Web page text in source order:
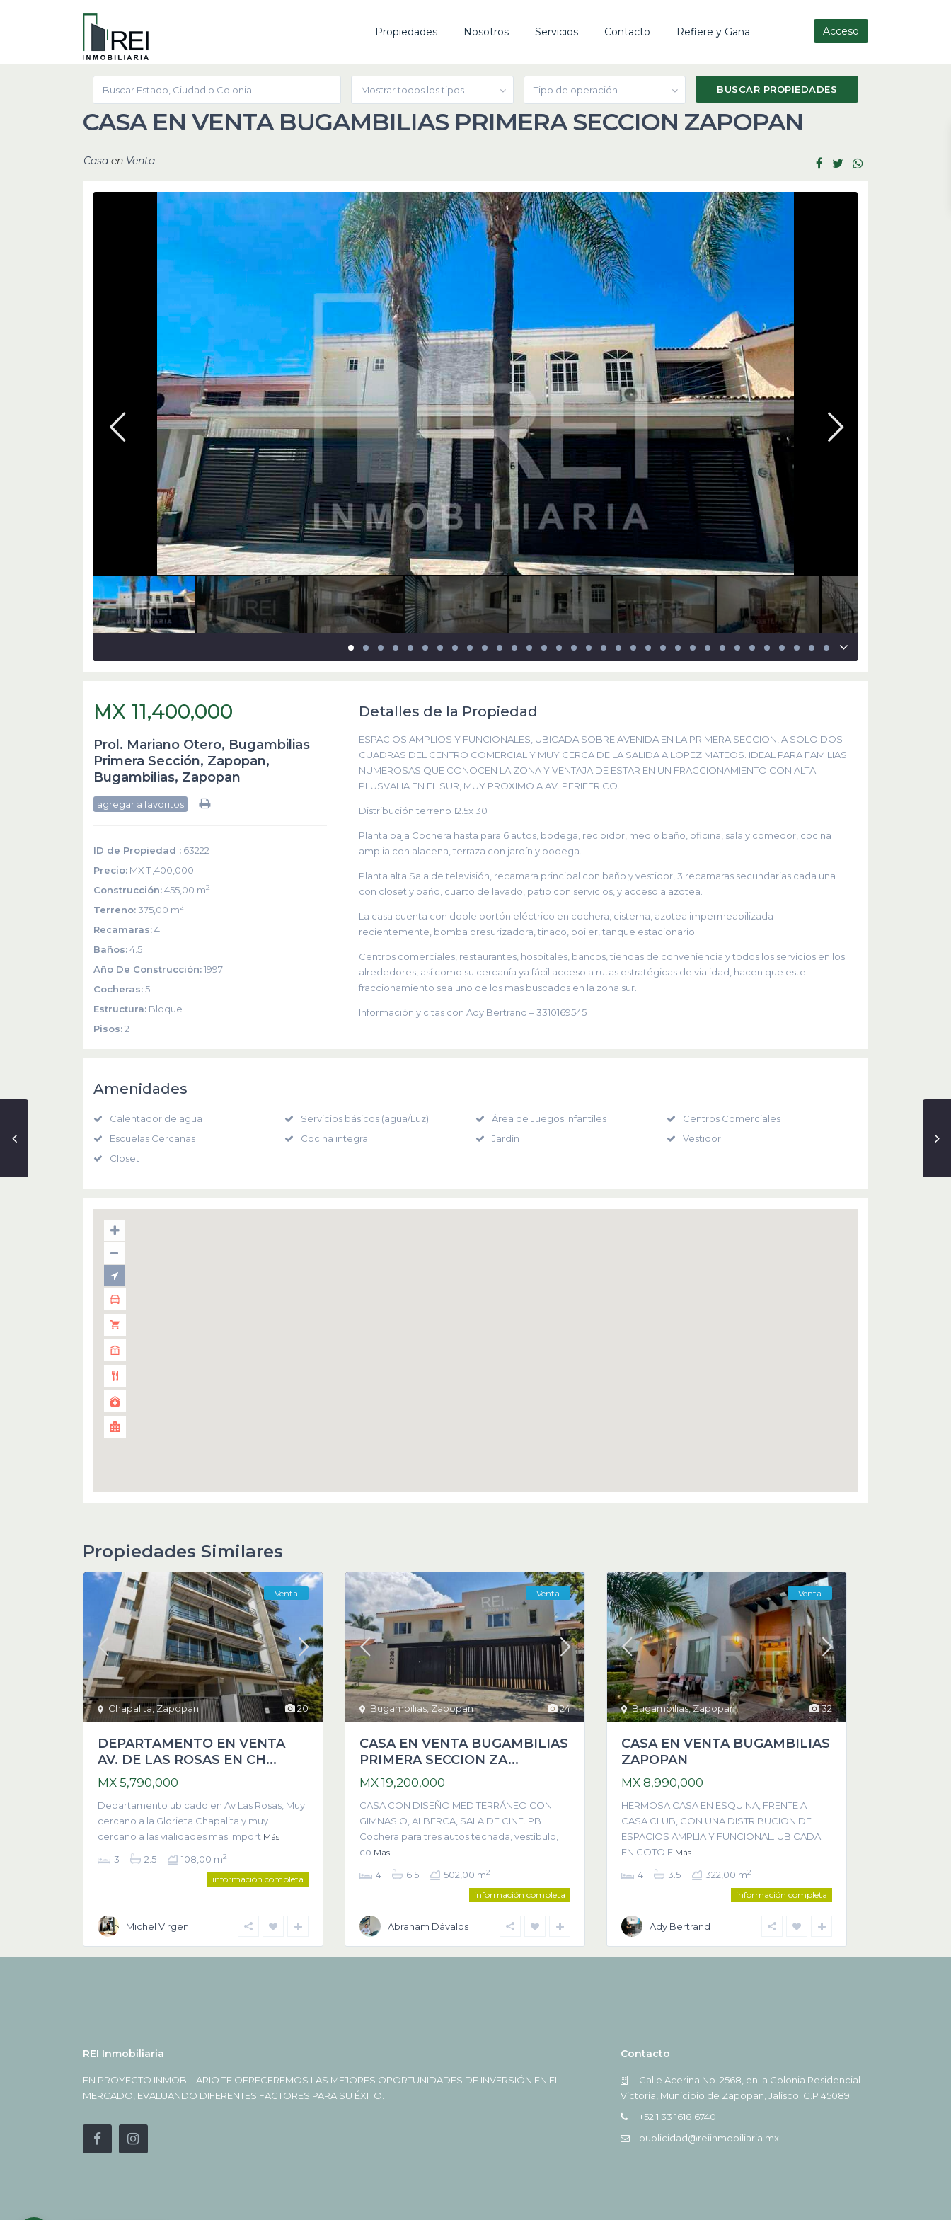
Acceso
Propiedades Nosotros Servicios Contacto Refiere y Gana
Mostrar todos los tipos Tipo de operación
CASA EN VENTA BUGAMBILIAS PRIMERA SECCION ZAPOPAN
Casa en Venta
MX 11,400,000
Prol. Mariano Otero, Bugambilias
Primera Sección, Zapopan,
Bugambilias, Zapopan
agregar a favoritos
ID de Propiedad : 63222
Precio: MX 11,400,000
Construcción:455,00 m2
Terreno:375,00 m2
Recamaras:4
Baños:4.5
Año De Construcción:1997
Cocheras:5
Estructura: Bloque
Pisos:2
Detalles de la Propiedad
ESPACIOS AMPLIOS Y FUNCIONALES, UBICADA SOBRE AVENIDA EN LA PRIMERA SECCION, A SOLO DOS
CUADRAS DEL CENTRO COMERCIAL Y MUY CERCA DE LA SALIDA A LOPEZ MATEOS. IDEAL PARA FAMILIAS
NUMEROSAS QUE CONOCEN LA ZONA Y VENTAJA DE ESTAR EN UN FRACCIONAMIENTO CON ALTA
PLUSVALIA EN EL SUR, MUY PROXIMO A AV. PERIFERICO.
Distribución terreno 12.5x 30
Planta baja Cochera hasta para 6 autos, bodega, recibidor, medio baño, oficina, sala y comedor, cocina
amplia con alacena, terraza con jardín y bodega.
Planta alta Sala de televisión, recamara principal con baño y vestidor, 3 recamaras secundarias cada una
con closet y baño, cuarto de lavado, patio con servicios, y acceso a azotea.
La casa cuenta con doble portón eléctrico en cochera, cisterna, azotea impermeabilizada
recientemente, bomba presurizadora, tinaco, boiler, tanque estacionario.
Centros comerciales, restaurantes, hospitales, bancos, tiendas de conveniencia y todos los servicios en los
alrededores, así como su cercanía ya fácil acceso a rutas estratégicas de vialidad, hacen que este
fraccionamiento sea uno de los mas buscados en la zona sur.
Información y citas con Ady Bertrand – 3310169545
Amenidades
Calentador de agua Servicios básicos (agua/Luz) Área de Juegos Infantiles
Centros Comerciales
Escuelas Cercanas
Cocina integral Jardín
Vestidor
Closet
Propiedades Similares
20
Chapalita,Zapopan
Venta
DEPARTAMENTO EN VENTA
AV. DE LAS ROSAS EN CH...
MX 5,790,000
Departamento ubicado en Av Las Rosas, Muy
cercano a la Glorieta Chapalita y muy
cercano a las vialidades mas import Más
3 2.5 108,00 m2
información completa
Michel Virgen
24
Bugambilias Zapopan
Venta
CASA EN VENTA BUGAMBILIAS
PRIMERA SECCION ZA...
MX 19,200,000
CASA CON DISEÑO MEDITERRÁNEO CON
GIMNASIO, ALBERCA, SALA DE CINE. PB
Cochera para tres autos techada, vestíbulo,
co Más
4 6.5 502,00 m2
información completa
Abraham Dávalos
32
Bugambilias,Zapopan
Venta
CASA EN VENTA BUGAMBILIAS
ZAPOPAN
MX 8,990,000
HERMOSA CASA EN ESQUINA, FRENTE A
CASA CLUB, CON UNA DISTRIBUCION DE
ESPACIOS AMPLIA Y FUNCIONAL. UBICADA
EN COTO E Más
4 3.5 322,00 m2
información completa
Ady Bertrand
REI Inmobiliaria
EN PROYECTO INMOBILIARIO TE OFRECEREMOS LAS MEJORES OPORTUNIDADES DE INVERSIÓN EN EL
MERCADO, EVALUANDO DIFERENTES FACTORES PARA SU ÉXITO.
Contacto
Calle Acerina No. 2568, en la Colonia Residencial
Victoria, Municipio de Zapopan, Jalisco. C.P 45089
+52 1 33 1618 6740
publicidad@reiinmobiliaria.mx